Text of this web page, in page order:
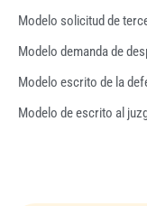
Modelo solicitud de
Modelo demanda de
Modelo escrito de la
Modelo de escrito al